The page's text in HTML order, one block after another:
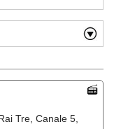
Tre, Canale 5,